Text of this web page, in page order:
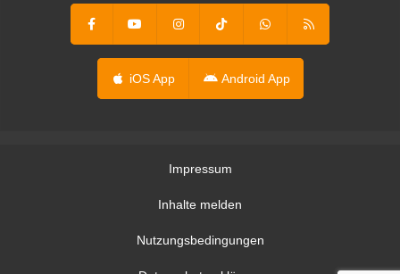
iOS App Android App
Impressum
Inhalte melden
Nutzungsbedingungen